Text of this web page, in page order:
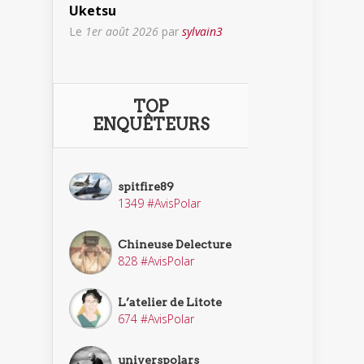
Uketsu
Le 1er août 2026 par sylvain3
TOP
ENQUÊTEURS
spitfire89
1349 #AvisPolar
Chineuse Delecture
828 #AvisPolar
L’atelier de Litote
674 #AvisPolar
universpolars